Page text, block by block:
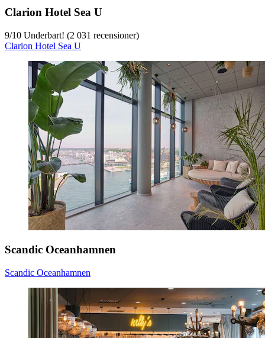
Clarion Hotel Sea U
9/10 Underbart! (2 031 recensioner)
Clarion Hotel Sea U
Scandic Oceanhamnen
Scandic Oceanhamnen